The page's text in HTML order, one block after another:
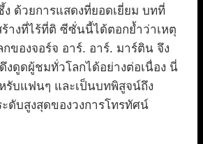
ด้วยการแสดงที่ยอดเยี่ยม บทที่
างที่ไร้ที่ติ ซีซั่นนี้ได้ตอกย้ำว่าเหตุ
กของจอร์จ อาร์. อาร์. มาร์ติน จึง
งดูดผู้ชมทั่วโลกได้อย่างต่อเนื่อง นี่
รับแฟนๆ และเป็นบทพิสูจน์ถึง
ดับสูงสุดของวงการโทรทัศน์